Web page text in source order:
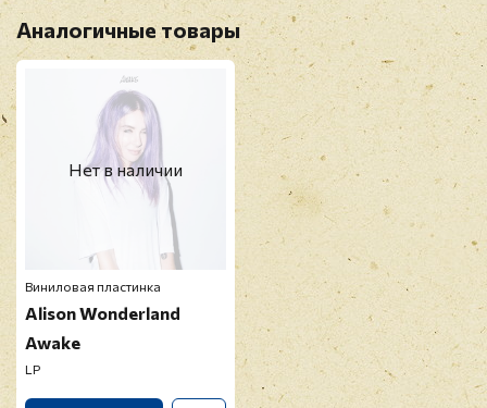
Оставить отзыв
Перед публикацией отзывы проходят
модерацию
Аналогичные товары
Нет в наличии
Виниловая пластинка
Alison Wonderland
Awake
LP